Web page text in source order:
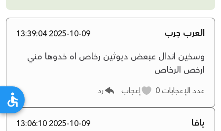
العرب جرب 2025-10-09 13:39:04
وسخين اندال عبعض ديوثين رخاص اه خدوها مني
ارخص الرخاص
عدد الإعجابات إعجاب رد
يافا 2025-10-09 13:06:10